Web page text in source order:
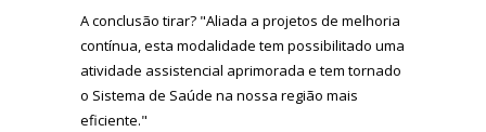
A conclusão tirar? "Aliada a projetos de melhoria
contínua, esta modalidade tem possibilitado uma
atividade assistencial aprimorada e tem tornado
o Sistema de Saúde na nossa região mais
eficiente."